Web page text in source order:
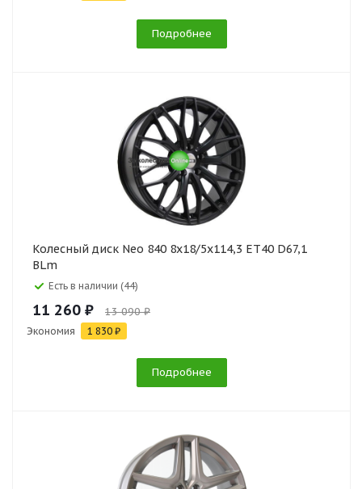
Подробнее
Колесный диск Neo 840 8x18/5x114,3 ET40 D67,1
BLm
Есть в наличии (44)
11 260 ₽ 13 090 ₽
Экономия 1 830 ₽
Подробнее